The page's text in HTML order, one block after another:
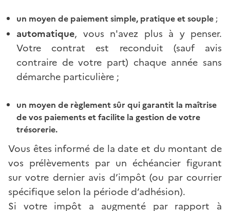
un moyen de paiement simple, pratique et souple ;
automatique, vous n'avez plus à y penser.
Votre contrat est reconduit (sauf avis
contraire de votre part) chaque année sans
démarche particulière ;
un moyen de règlement sûr qui garantit la maîtrise
de vos paiements et facilite la gestion de votre
trésorerie.
Vous êtes informé de la date et du montant de
vos prélèvements par un échéancier figurant
sur votre dernier avis d’impôt (ou par courrier
spécifique selon la période d’adhésion).
Si votre impôt a augmenté par rapport à